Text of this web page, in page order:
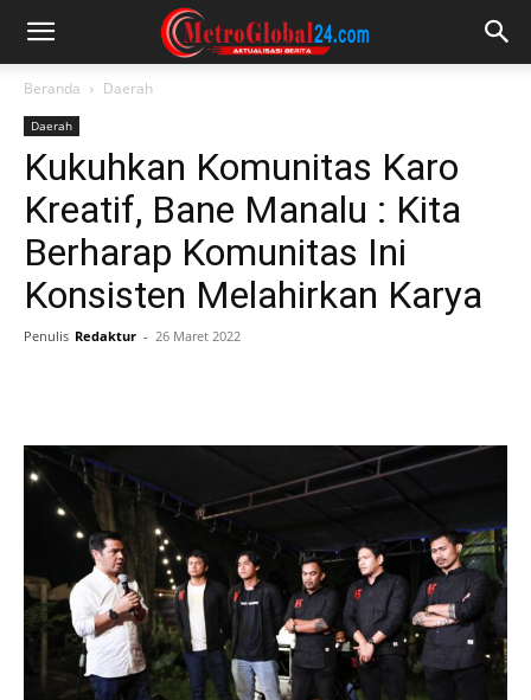
Beranda Daerah
Daerah
Kukuhkan Komunitas Karo
Kreatif, Bane Manalu : Kita
Berharap Komunitas Ini
Konsisten Melahirkan Karya
Penulis Redaktur - 26 Maret 2022